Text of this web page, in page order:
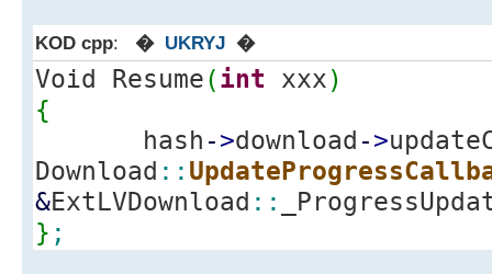
KOD cpp: � UKRYJ �
Void Resume(int xxx)
{
hash ->download ->
Download ::
&ExtLVDownload ::
} ;